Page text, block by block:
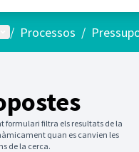
principal
/ Processos /
formulari filtra els resultats de la
quan es canvien les
de la cerca.